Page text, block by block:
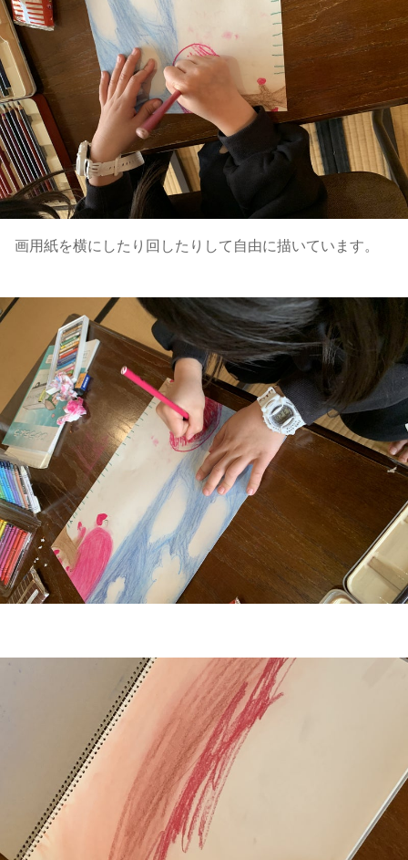
画用紙を横にしたり回したりして自由に描いています。